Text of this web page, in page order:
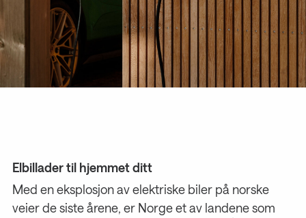
Elbillader til hjemmet ditt
Med en eksplosjon av elektriske biler på norske
veier de siste årene, er Norge et av landene som